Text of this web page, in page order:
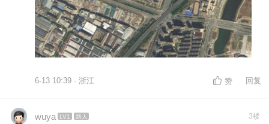
6-13 10:39 · 浙江 赞 回复
wuya LV1 路人 3楼